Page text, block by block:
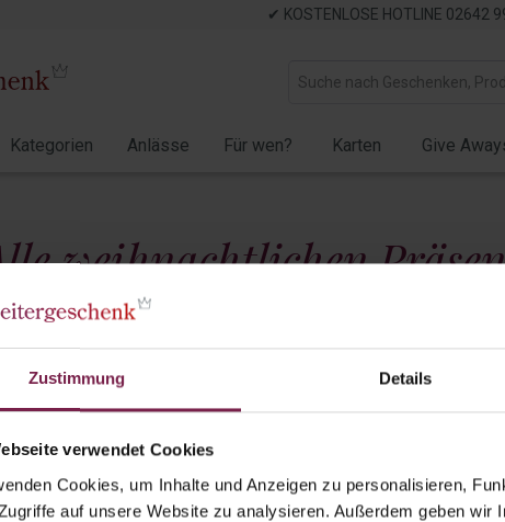
Zustimmung Details
verwendet Cookies
Cookies, um Inhalte und Anzeigen zu personalisieren,
auf unsere Website zu analysieren. Außerdem geben wir
✔ KOSTENLOSE HOTLINE 02642
Kategorien Anlässe Für wen? Karten Give
weihnachtlichen
Anlass